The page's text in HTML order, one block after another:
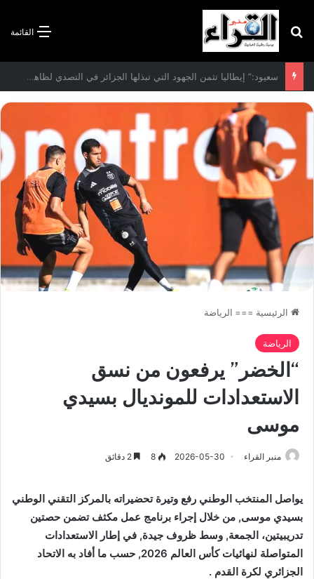
القائمة بحث عن
الاتفاقية الأممية بشأن تغير المناخ :الجزائر تودع مساهمتها الوطنية المحددة لسنة 2026
الرئيسية === الرياضة
الرياضة
“الخضر” يرفعون من نسق
الاستعدادات للمونديال بسيدي
موسى
منبر القراء 2026-05-30
8
يواصل المنتخب الوطني رفع وتيرة تحضيراته بالمركز التقني الوطني
بسيدي موسى, من خلال إجراء برنامج عمل مكثف تضمن حصتين
تدريبيتين، الجمعة, وسط ظروف جيدة, في إطار الاستعدادات
المتواصلة لنهائيات كأس العالم 2026, حسب ما أفاد به الاتحاد
الجزائري لكرة القدم .